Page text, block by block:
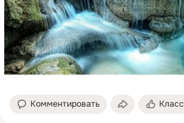
Комментировать Класс